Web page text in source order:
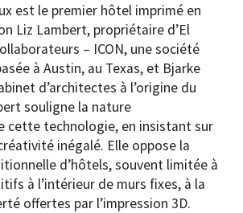
est le premier hôtel imprimé en
Liz Lambert, propriétaire d’El
– ICON, une société
à Austin, au Texas, et Bjarke
d’architectes à l’origine du
souligne la nature
cette technologie, en insistant sur
inégalé. Elle oppose la
d’hôtels, souvent limitée à
à l’intérieur de murs fixes, à la
offertes par l’impression 3D.